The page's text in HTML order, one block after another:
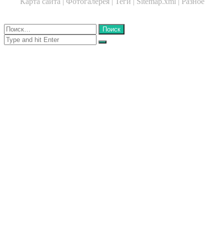
Close
Найти:
Close
Search